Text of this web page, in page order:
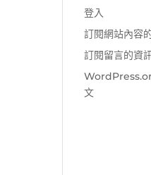
登入
訂閱網站內容
訂閱留言的資
文